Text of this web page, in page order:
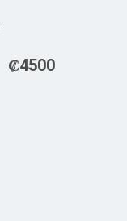
₡4500